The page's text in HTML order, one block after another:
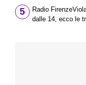
5
Radio
dalle 14, ecco le